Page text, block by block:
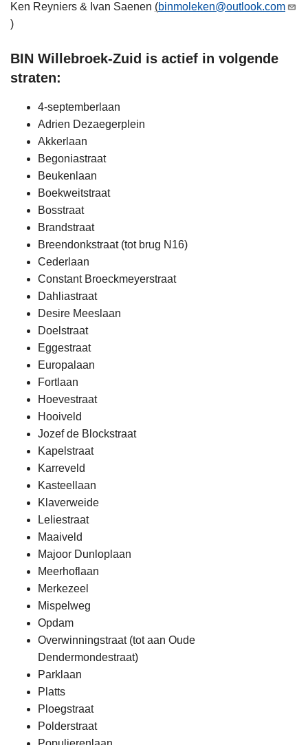
Ken Reyniers & Ivan Saenen (binmoleken@outlook.com
)
BIN Willebroek-Zuid is actief in volgende
straten:
4-septemberlaan
Adrien Dezaegerplein
Akkerlaan
Begoniastraat
Beukenlaan
Boekweitstraat
Bosstraat
Brandstraat
Breendonkstraat (tot brug N16)
Cederlaan
Constant Broeckmeyerstraat
Dahliastraat
Desire Meeslaan
Doelstraat
Eggestraat
Europalaan
Fortlaan
Hoevestraat
Hooiveld
Jozef de Blockstraat
Kapelstraat
Karreveld
Kasteellaan
Klaverweide
Leliestraat
Maaiveld
Majoor Dunloplaan
Meerhoflaan
Merkezeel
Mispelweg
Opdam
Overwinningstraat (tot aan Oude
Dendermondestraat)
Parklaan
Platts
Ploegstraat
Polderstraat